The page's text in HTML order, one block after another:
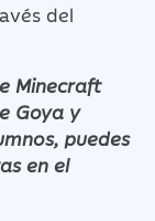
del
Minecraft
Goya y
puedes
en el